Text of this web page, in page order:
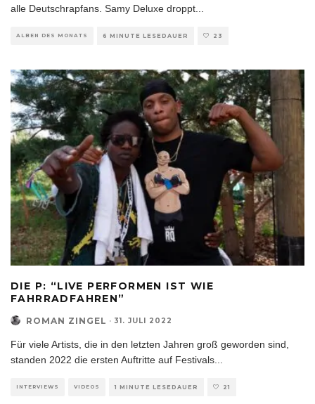
alle Deutschrapfans. Samy Deluxe droppt...
ALBEN DES MONATS 6 MINUTE LESEDAUER 23
DIE P: “LIVE PERFORMEN IST WIE
FAHRRADFAHREN”
ROMAN ZINGEL · 31. JULI 2022
Für viele Artists, die in den letzten Jahren groß geworden sind,
standen 2022 die ersten Auftritte auf Festivals
INTERVIEWS VIDEOS 1 MINUTE LESEDAUER 21